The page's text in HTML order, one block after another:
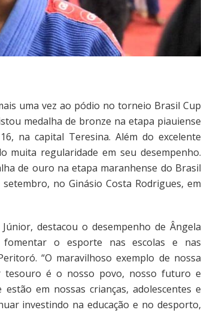
uma vez ao pódio no torneio Brasil Cup
medalha de bronze na etapa piauiense
na capital Teresina. Além do excelente
muita regularidade em seu desempenho.
de ouro na etapa maranhense do Brasil
no Ginásio Costa Rodrigues, em
destacou o desempenho de Ângela
o esporte nas escolas e nas
“O maravilhoso exemplo de nossa
tesouro é o nosso povo, nosso futuro e
em nossas crianças, adolescentes e
investindo na educação e no desporto,